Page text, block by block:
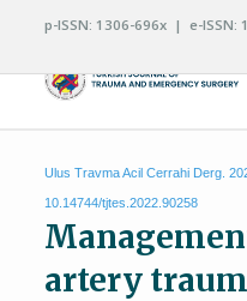
p-ISSN: 1306-696x | e-ISSN:
Ulus Travma Acil Cerrahi Derg.
10.14744/tjtes.2022.90258
artery